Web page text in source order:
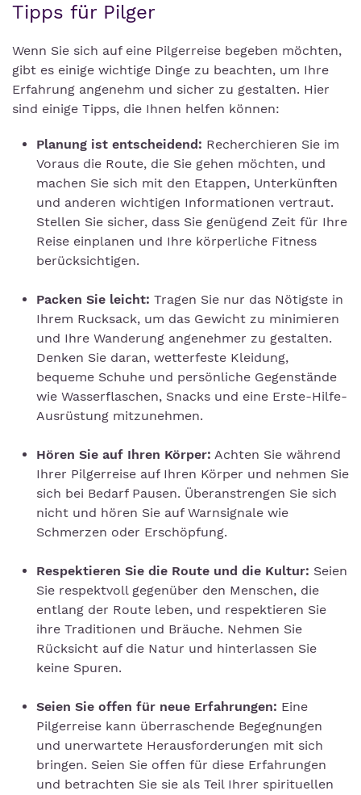
Tipps für Pilger
Wenn Sie sich auf eine Pilgerreise begeben möchten,
gibt es einige wichtige Dinge zu beachten, um Ihre
Erfahrung angenehm und sicher zu gestalten. Hier
sind einige Tipps, die Ihnen helfen können:
Planung ist entscheidend: Recherchieren Sie im
Voraus die Route, die Sie gehen möchten, und
machen Sie sich mit den Etappen, Unterkünften
und anderen wichtigen Informationen vertraut.
Stellen Sie sicher, dass Sie genügend Zeit für Ihre
Reise einplanen und Ihre körperliche Fitness
berücksichtigen.
Packen Sie leicht: Tragen Sie nur das Nötigste in
Ihrem Rucksack, um das Gewicht zu minimieren
und Ihre Wanderung angenehmer zu gestalten.
Denken Sie daran, wetterfeste Kleidung,
bequeme Schuhe und persönliche Gegenstände
wie Wasserflaschen, Snacks und eine Erste-Hilfe-
Ausrüstung mitzunehmen.
Hören Sie auf Ihren Körper: Achten Sie während
Ihrer Pilgerreise auf Ihren Körper und nehmen Sie
sich bei Bedarf Pausen. Überanstrengen Sie sich
nicht und hören Sie auf Warnsignale wie
Schmerzen oder Erschöpfung.
Respektieren Sie die Route und die Kultur: Seien
Sie respektvoll gegenüber den Menschen, die
entlang der Route leben, und respektieren Sie
ihre Traditionen und Bräuche. Nehmen Sie
Rücksicht auf die Natur und hinterlassen Sie
keine Spuren.
Seien Sie offen für neue Erfahrungen: Eine
Pilgerreise kann überraschende Begegnungen
und unerwartete Herausforderungen mit sich
bringen. Seien Sie offen für diese Erfahrungen
und betrachten Sie sie als Teil Ihrer spirituellen